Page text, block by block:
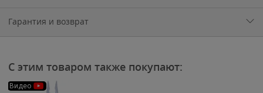
Гарантия и возврат
С этим товаром также покупают:
Видео